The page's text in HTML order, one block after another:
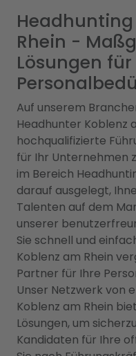
Rhein -
Lösungen
Auf unserem
Headhunter Koblenz
hochqualifizierte
für Ihr Unternehmen
im Bereich
darauf ausgelegt,
Talenten auf dem
unserer
Sie schnell und
Koblenz am Rhein
Partner für Ihre
Unser Netzwerk von
Koblenz am Rhein
Lösungen, um
Kandidaten für Ihre